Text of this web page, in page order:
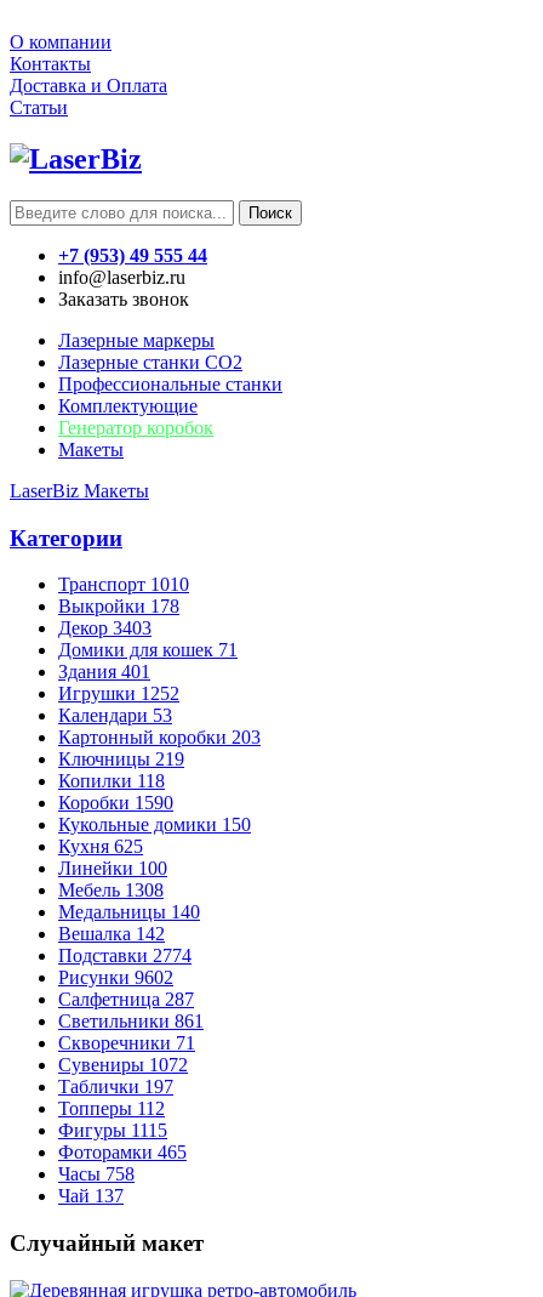
О компании
Контакты
Доставка и Оплата
Статьи
Поиск
+7 (953) 49 555 44
info@laserbiz.ru
Заказать звонок
Лазерные маркеры
Лазерные станки CO2
Профессиональные станки
Комплектующие
Генератор коробок
Макеты
LaserBiz Макеты
Категории
Транспорт 1010
Выкройки 178
Декор 3403
Домики для кошек 71
Здания 401
Игрушки 1252
Календари 53
Картонный коробки 203
Ключницы 219
Копилки 118
Коробки 1590
Кукольные домики 150
Кухня 625
Линейки 100
Мебель 1308
Медальницы 140
Вешалка 142
Подставки 2774
Рисунки 9602
Салфетница 287
Светильники 861
Скворечники 71
Сувениры 1072
Таблички 197
Топперы 112
Фигуры 1115
Фоторамки 465
Часы 758
Чай 137
Случайный макет